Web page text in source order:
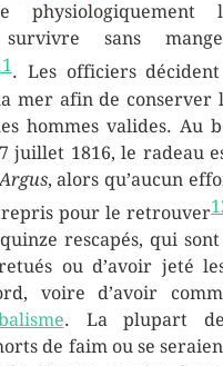
physiologiquement
sans
. Les officiers
mer afin de conserver
hommes valides. Au
juillet 1816, le radeau
, alors qu’aucun
pour le retrouver
rescapés, qui sont
ou d’avoir jeté
voire d’avoir
. La plupart
de faim ou se